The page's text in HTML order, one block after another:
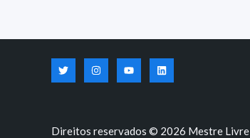
Direitos reservados © 2026 Mestre Livre